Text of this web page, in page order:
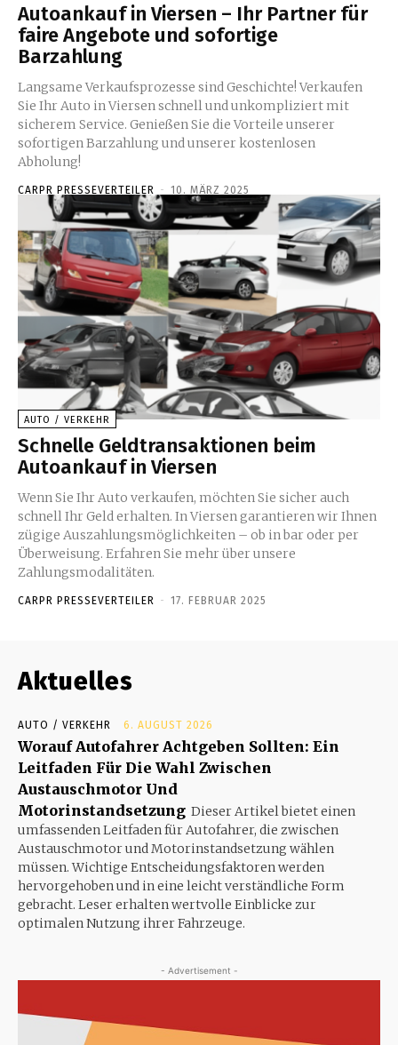
Autoankauf in Viersen – Ihr Partner für
faire Angebote und sofortige
Barzahlung
Langsame Verkaufsprozesse sind Geschichte! Verkaufen
Sie Ihr Auto in Viersen schnell und unkompliziert mit
sicherem Service. Genießen Sie die Vorteile unserer
sofortigen Barzahlung und unserer kostenlosen
Abholung!
CARPR PRESSEVERTEILER - 10. MÄRZ 2025
AUTO / VERKEHR
Schnelle Geldtransaktionen beim
Autoankauf in Viersen
Wenn Sie Ihr Auto verkaufen, möchten Sie sicher auch
schnell Ihr Geld erhalten. In Viersen garantieren wir Ihnen
zügige Auszahlungsmöglichkeiten – ob in bar oder per
Überweisung. Erfahren Sie mehr über unsere
Zahlungsmodalitäten.
CARPR PRESSEVERTEILER - 17. FEBRUAR 2025
Aktuelles
AUTO / VERKEHR 6. AUGUST 2026
Worauf Autofahrer Achtgeben Sollten: Ein
Leitfaden Für Die Wahl Zwischen
Austauschmotor Und
Motorinstandsetzung Dieser Artikel bietet einen
umfassenden Leitfaden für Autofahrer, die zwischen
Austauschmotor und Motorinstandsetzung wählen
müssen. Wichtige Entscheidungsfaktoren werden
hervorgehoben und in eine leicht verständliche Form
gebracht. Leser erhalten wertvolle Einblicke zur
optimalen Nutzung ihrer Fahrzeuge.
- Advertisement -